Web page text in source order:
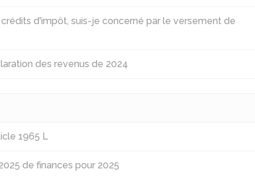
d'impôt, suis-je concerné par le versement de
des revenus de 2024
1965 L
de finances pour 2025